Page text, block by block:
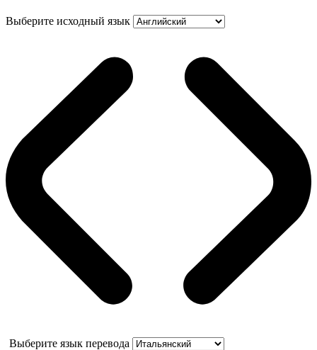
Выберите исходный язык
Выберите язык перевода